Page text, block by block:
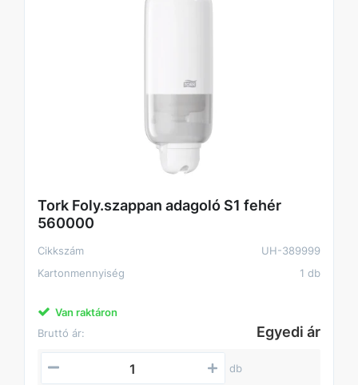
Tork Foly.szappan adagoló S1 fehér
560000
Cikkszám
UH-389999
Kartonmennyiség
1 db
Van raktáron
Bruttó ár:
Egyedi ár
db